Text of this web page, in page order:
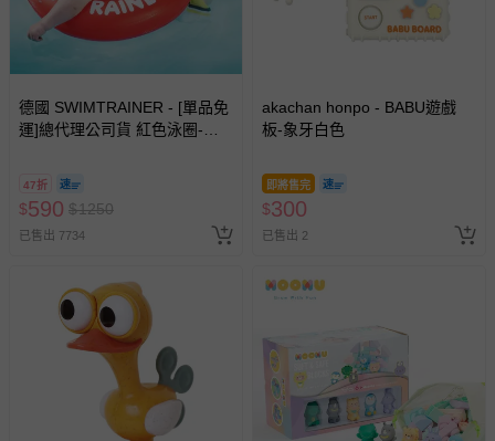
德國 SWIMTRAINER - [單品免
運]總代理公司貨 紅色泳圈-適
47折
$590 $1250
已售出 7734
akachan honpo - BABU遊戲
板-象牙白色
即將售完
$300
已售出 2